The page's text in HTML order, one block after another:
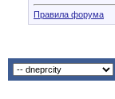
Правила форума